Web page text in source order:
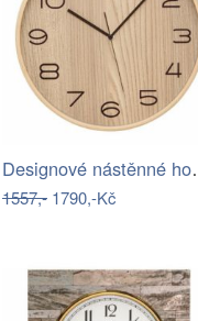
1557,- 1790,-Kč